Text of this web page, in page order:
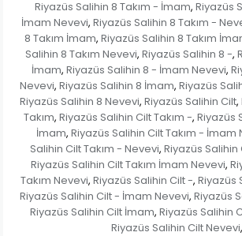
Riyazüs Salihin 8 Takım - İmam, Riyazüs
İmam Nevevi, Riyazüs Salihin 8 Takım -
8 Takım İmam, Riyazüs Salihin 8 Takım
Salihin 8 Takım Nevevi, Riyazüs Salihin 8 -,
İmam, Riyazüs Salihin 8 - İmam Nevevi,
Nevevi, Riyazüs Salihin 8 İmam, Riyazüs
Riyazüs Salihin 8 Nevevi, Riyazüs Salihin Cilt,
Takım, Riyazüs Salihin Cilt Takım -, Riyazüs
İmam, Riyazüs Salihin Cilt Takım - İmam
Salihin Cilt Takım - Nevevi, Riyazüs Salihin
Riyazüs Salihin Cilt Takım İmam Nevevi,
Takım Nevevi, Riyazüs Salihin Cilt -, Riyazüs
Riyazüs Salihin Cilt - İmam Nevevi, Riyazüs
Riyazüs Salihin Cilt İmam, Riyazüs Salihin
Riyazüs Salihin Cilt Nevevi,